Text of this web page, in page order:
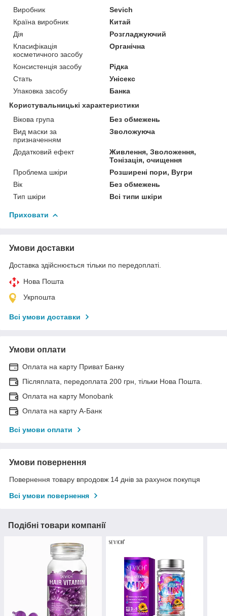
Виробник
Sevich
Країна виробник
Китай
Дія
Розгладжуючий
Класифікація
косметичного засобу
Органічна
Консистенція засобу
Рідка
Стать
Унісекс
Упаковка засобу
Банка
Користувальницькі характеристики
Вікова група
Без обмежень
Вид маски за
призначенням
Зволожуюча
Додатковий ефект
Живлення, Зволоження,
Тонізація, очищення
Проблема шкіри
Розширені пори, Вугри
Вік
Без обмежень
Тип шкіри
Всі типи шкіри
Приховати
Умови доставки
Доставка здійснюється тільки по передоплаті.
Нова Пошта
Укрпошта
Всі умови доставки
Умови оплати
Оплата на карту Приват Банку
Післяплата, передоплата 200 грн, тільки Нова Пошта.
Оплата на карту Monobank
Оплата на карту А-Банк
Всі умови оплати
Умови повернення
Повернення товару впродовж 14 днів за рахунок покупця
Всі умови повернення
Подібні товари компанії